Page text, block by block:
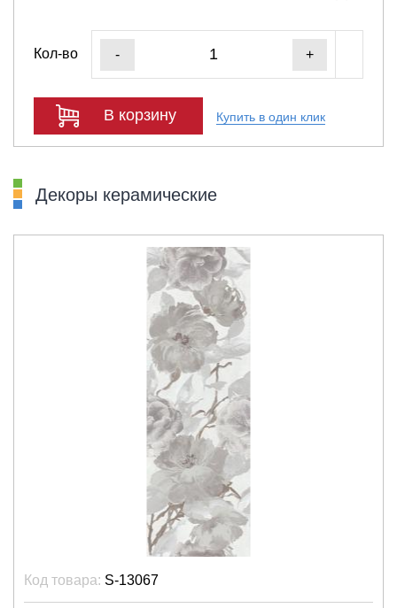
Кол-во - +
В корзину Купить в один клик
Декоры керамические
Код товара: S-13067